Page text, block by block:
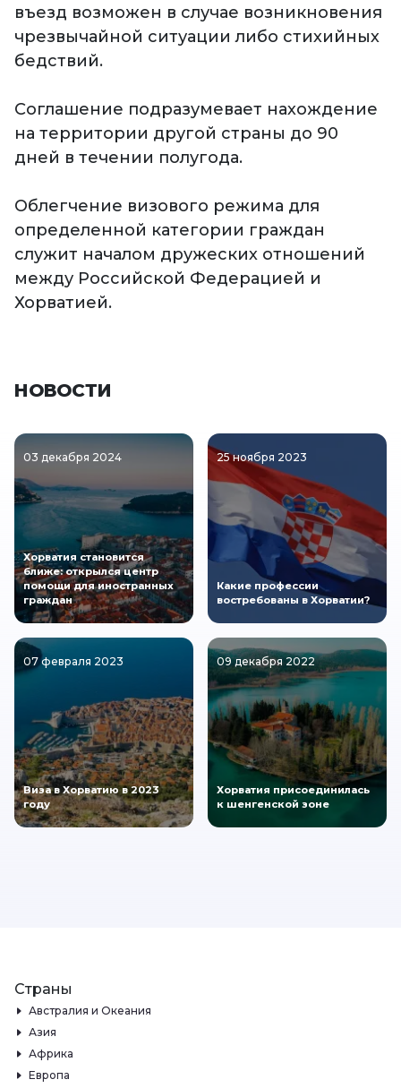
въезд возможен в случае возникновения
чрезвычайной ситуации либо стихийных
бедствий.
Соглашение подразумевает нахождение
на территории другой страны до 90
дней в течении полугода.
Облегчение визового режима для
определенной категории граждан
служит началом дружеских отношений
между Российской Федерацией и
Хорватией.
НОВОСТИ
03 декабря 2024
Хорватия становится
ближе: открылся центр
помощи для иностранных
граждан
25 ноября 2023
Какие профессии
востребованы в Хорватии?
07 февраля 2023
Виза в Хорватию в 2023
году
09 декабря 2022
Хорватия присоединилась
к шенгенской зоне
Страны
Австралия и Океания
Азия
Африка
Европа